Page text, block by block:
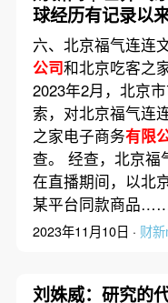
球经历有记录以
六、北京福气连连
公司和北京吃客之
2023年2月，北京
索，对北京福气连
之家电子商务有限
查。 经查，北京福
在直播期间，以北
某平台同款商品
2023年11月10日 · 财
刘姝威：研究的